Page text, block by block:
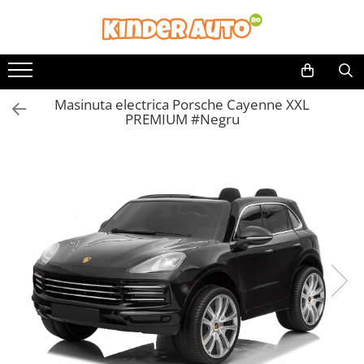
Masinuta electrica Porsche Cayenne XXL
PREMIUM #Negru